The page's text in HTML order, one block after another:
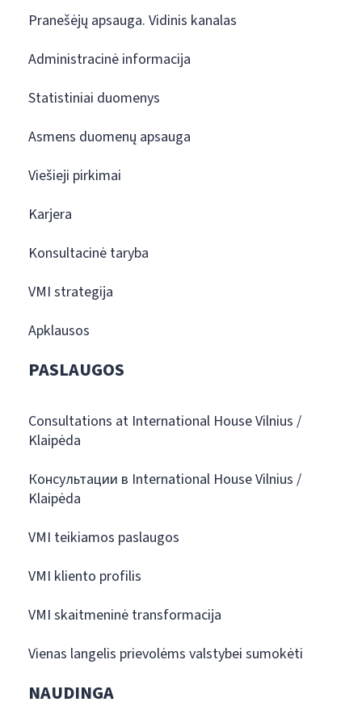
Pranešėjų apsauga. Vidinis kanalas
Administracinė informacija
Statistiniai duomenys
Asmens duomenų apsauga
Viešieji pirkimai
Karjera
Konsultacinė taryba
VMI strategija
Apklausos
PASLAUGOS
Consultations at International House Vilnius /
Klaipėda
Консультации в International House Vilnius /
Klaipėda
VMI teikiamos paslaugos
VMI kliento profilis
VMI skaitmeninė transformacija
Vienas langelis prievolėms valstybei sumokėti
NAUDINGA